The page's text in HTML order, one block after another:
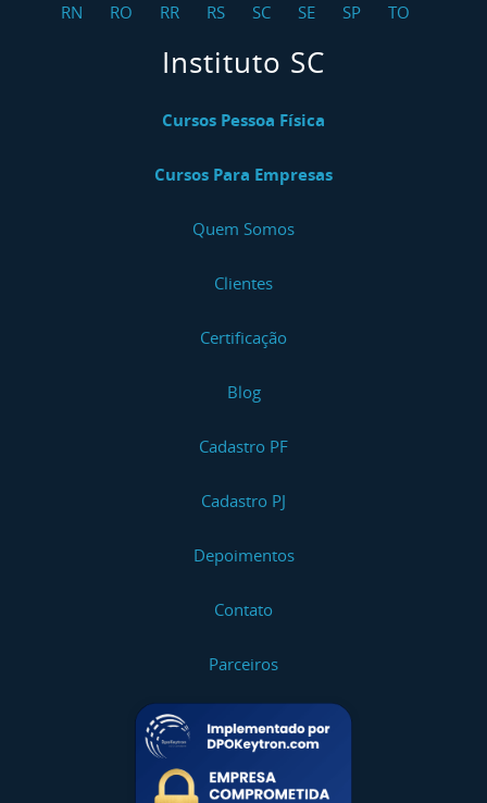
RN
RO RR RS SC SE SP TO
Instituto SC
Cursos Pessoa Física
Cursos Para Empresas
Quem Somos
Clientes
Certificação
Blog
Cadastro PF
Cadastro PJ
Depoimentos
Contato
Parceiros